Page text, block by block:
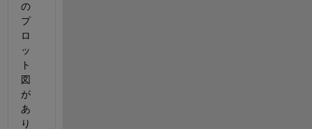
の
プ
ロ
ッ
ト
図
が
あ
り